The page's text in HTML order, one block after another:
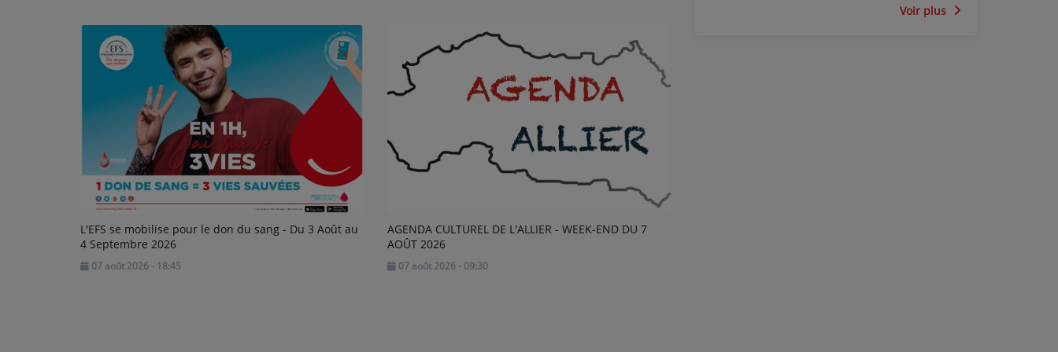
L'EFS se mobilise pour le don du sang - Du 3 Août au
4 Septembre 2026
07 août 2026 - 18:45
AGENDA CULTUREL DE L'ALLIER - WEEK-END DU 7
AOÛT 2026
07 août 2026 - 09:30
Voir plus